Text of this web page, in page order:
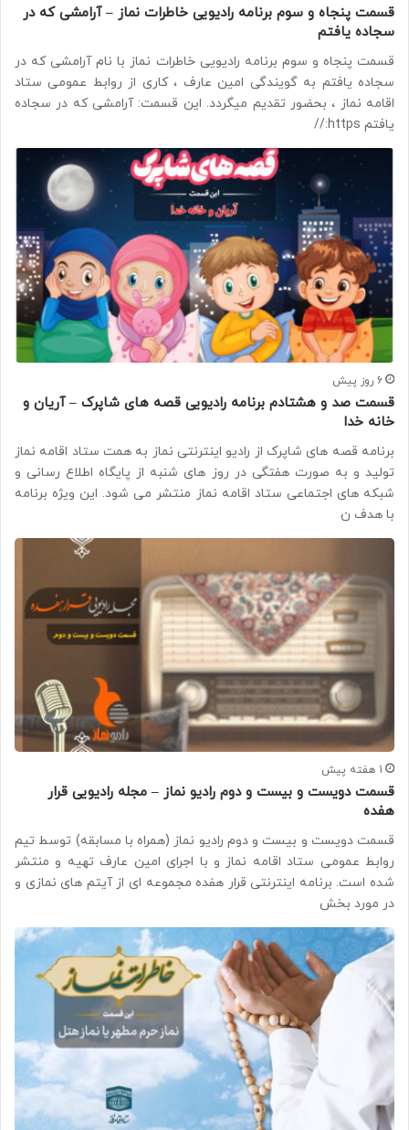
قسمت پنجاه و سوم برنامه رادیویی خاطرات نماز – آرامشی که در
سجاده یافتم
قسمت پنجاه و سوم برنامه رادیویی خاطرات نماز با نام آرامشی که در
سجاده یافتم به گویندگی امین عارف ، کاری از روابط عمومی ستاد
اقامه نماز ، بحضور تقدیم میگردد. این قسمت: آرامشی که در سجاده
یافتم https://
6 روز پیش
قسمت صد و هشتادم برنامه رادیویی قصه های شاپرک – آریان و
خانه خدا
برنامه قصه های شاپرک از رادیو اینترنتی نماز به همت ستاد اقامه نماز
تولید و به صورت هفتگی در روز های شنبه از پایگاه اطلاع رسانی و
شبکه های اجتماعی ستاد اقامه نماز منتشر می شود. این ویژه برنامه
با هدف ن
1 هفته پیش
قسمت دویست و بیست و دوم رادیو نماز – مجله رادیویی قرار
هفده
قسمت دویست و بیست و دوم رادیو نماز (همراه با مسابقه) توسط تیم
روابط عمومی ستاد اقامه نماز و با اجرای امین عارف تهیه و منتشر
شده است. برنامه اینترنتی قرار هفده مجموعه ای از آیتم های نمازی و
در مورد بخش